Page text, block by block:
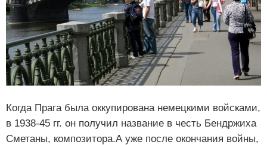
Когда Прага была оккупирована немецкими войсками,
в 1938-45 гг. он получил название в честь Бендржиха
Сметаны, композитора.А уже после окончания войны,